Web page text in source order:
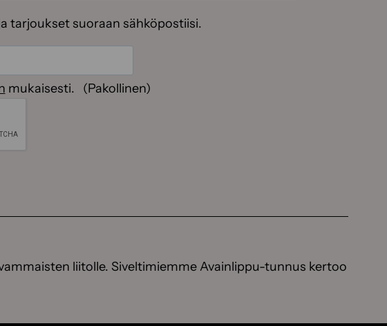
tarjoukset suoraan sähköpostiisi.
mukaisesti.
(Pakollinen)
liitolle. Siveltimiemme Avainlippu-tunnus kertoo